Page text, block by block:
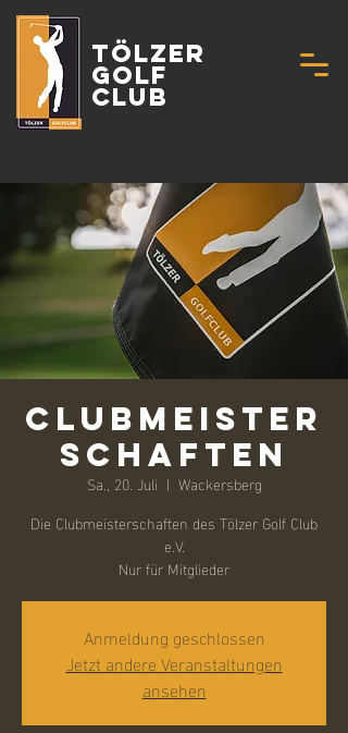
Tölzer
Golf
Club
Clubmeister
schaften
Sa., 20. Juli
  |
Wackersberg
Die Clubmeisterschaften des Tölzer Golf Club
e.V.
Nur für Mitglieder
Anmeldung geschlossen
Jetzt andere Veranstaltungen
ansehen